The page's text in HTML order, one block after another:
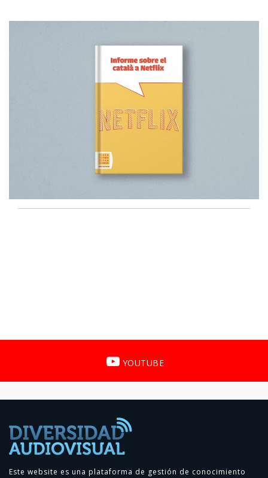
YOUTUBE
Este website es una plataforma de gestión de conocimiento